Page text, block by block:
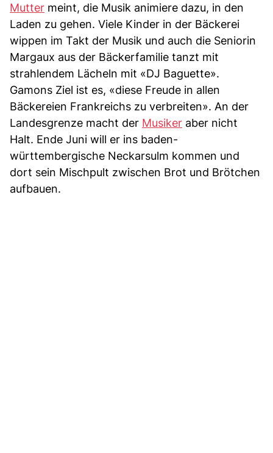
Mutter meint, die Musik animiere dazu, in den
Laden zu gehen. Viele Kinder in der Bäckerei
wippen im Takt der Musik und auch die Seniorin
Margaux aus der Bäckerfamilie tanzt mit
strahlendem Lächeln mit «DJ Baguette».
Gamons Ziel ist es, «diese Freude in allen
Bäckereien Frankreichs zu verbreiten». An der
Landesgrenze macht der Musiker aber nicht
Halt. Ende Juni will er ins baden-
württembergische Neckarsulm kommen und
dort sein Mischpult zwischen Brot und Brötchen
aufbauen.